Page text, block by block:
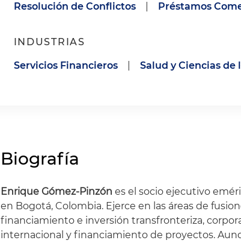
Resolución de Conflictos
Préstamos
INDUSTRIAS
Servicios Financieros Salud y Ciencias de
Biografía
Enrique Gómez-Pinzón es el socio ejecutivo
en Bogotá, Colombia. Ejerce en las áreas de
financiamiento e inversión transfronteriza,
internacional y financiamiento de proyectos.